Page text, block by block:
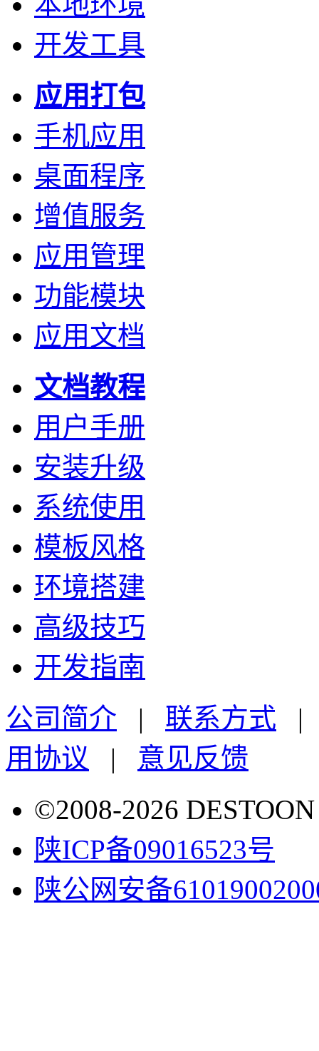
开发工具
应用打包
手机应用
桌面程序
增值服务
应用管理
功能模块
应用文档
文档教程
用户手册
安装升级
系统使用
模板风格
环境搭建
高级技巧
开发指南
公司简介 | 联系方式
用协议 | 意见反馈
©2008-2026
陕ICP备09016523号
陕公网安备